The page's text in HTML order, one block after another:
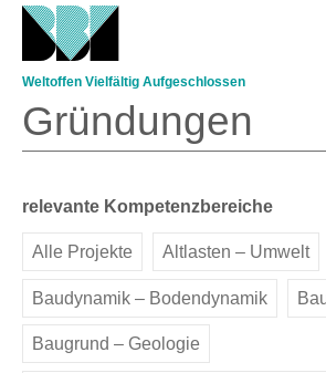
Direkt zum Inhalt
Weltoffen Vielfältig Aufgeschlossen
Gründungen
relevante Kompetenzbereiche
Alle Projekte Altlasten – Umwelt
Baudynamik – Bodendynamik
Baugrund – Geologie